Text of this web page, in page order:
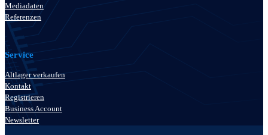
Mediadaten
Referenzen
Service
Altlager verkaufen
Kontakt
Registrieren
Business Account
Newsletter